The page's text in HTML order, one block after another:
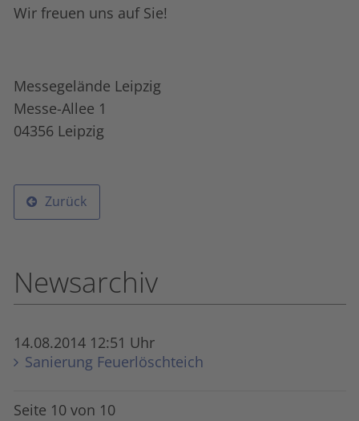
Wir freuen uns auf Sie!
Messegelände Leipzig
Messe-Allee 1
04356 Leipzig
Zurück
Newsarchiv
14.08.2014 12:51 Uhr
Sanierung Feuerlöschteich
Seite 10 von 10